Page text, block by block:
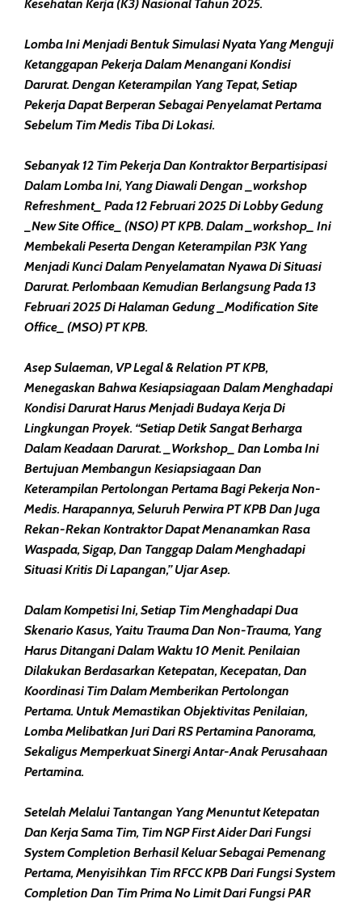
Kesehatan Kerja (K3) Nasional Tahun 2025.
Lomba Ini Menjadi Bentuk Simulasi Nyata Yang Menguji
Ketanggapan Pekerja Dalam Menangani Kondisi
Darurat. Dengan Keterampilan Yang Tepat, Setiap
Pekerja Dapat Berperan Sebagai Penyelamat Pertama
Sebelum Tim Medis Tiba Di Lokasi.
Sebanyak 12 Tim Pekerja Dan Kontraktor Berpartisipasi
Dalam Lomba Ini, Yang Diawali Dengan _workshop
Refreshment_ Pada 12 Februari 2025 Di Lobby Gedung
_New Site Office_ (NSO) PT KPB. Dalam _workshop_ Ini
Membekali Peserta Dengan Keterampilan P3K Yang
Menjadi Kunci Dalam Penyelamatan Nyawa Di Situasi
Darurat. Perlombaan Kemudian Berlangsung Pada 13
Februari 2025 Di Halaman Gedung _Modification Site
Office_ (MSO) PT KPB.
Asep Sulaeman, VP Legal & Relation PT KPB,
Menegaskan Bahwa Kesiapsiagaan Dalam Menghadapi
Kondisi Darurat Harus Menjadi Budaya Kerja Di
Lingkungan Proyek. “Setiap Detik Sangat Berharga
Dalam Keadaan Darurat. _Workshop_ Dan Lomba Ini
Bertujuan Membangun Kesiapsiagaan Dan
Keterampilan Pertolongan Pertama Bagi Pekerja Non-
Medis. Harapannya, Seluruh Perwira PT KPB Dan Juga
Rekan-Rekan Kontraktor Dapat Menanamkan Rasa
Waspada, Sigap, Dan Tanggap Dalam Menghadapi
Situasi Kritis Di Lapangan,” Ujar Asep.
Dalam Kompetisi Ini, Setiap Tim Menghadapi Dua
Skenario Kasus, Yaitu Trauma Dan Non-Trauma, Yang
Harus Ditangani Dalam Waktu 10 Menit. Penilaian
Dilakukan Berdasarkan Ketepatan, Kecepatan, Dan
Koordinasi Tim Dalam Memberikan Pertolongan
Pertama. Untuk Memastikan Objektivitas Penilaian,
Lomba Melibatkan Juri Dari RS Pertamina Panorama,
Sekaligus Memperkuat Sinergi Antar-Anak Perusahaan
Pertamina.
Setelah Melalui Tantangan Yang Menuntut Ketepatan
Dan Kerja Sama Tim, Tim NGP First Aider Dari Fungsi
System Completion Berhasil Keluar Sebagai Pemenang
Pertama, Menyisihkan Tim RFCC KPB Dari Fungsi System
Completion Dan Tim Prima No Limit Dari Fungsi PAR